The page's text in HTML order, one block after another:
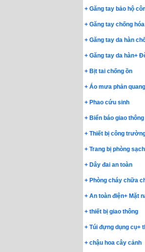
+ Găng tay bảo hộ
+ Găng tay chống
+ Găng tay da hàn
+ Găng tay da hàn+
+ Bịt tai chống ồn
+ Áo mưa phản quang
+ Phao cứu sinh
+ Biển báo giao thông
+ Thiết bị công
+ Trang bị phòng sạch
+ Dây đai an toàn
+ Phòng cháy chữa
+ An toàn điện+ Mặt
+ thiết bị giao thông
+ Túi đựng dụng cụ+
+ chậu hoa cây cảnh